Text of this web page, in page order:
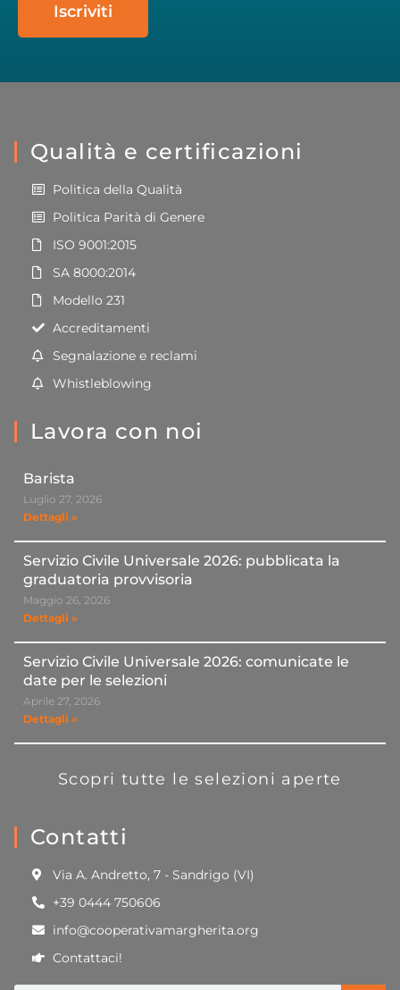
Iscriviti
Qualità e certificazioni
Politica della Qualità
Politica Parità di Genere
ISO 9001:2015
SA 8000:2014
Modello 231
Accreditamenti
Segnalazione e reclami
Whistleblowing
Lavora con noi
Barista
Luglio 27, 2026
Dettagli »
Servizio Civile Universale 2026: pubblicata la
graduatoria provvisoria
Maggio 26, 2026
Dettagli »
Servizio Civile Universale 2026: comunicate le
date per le selezioni
Aprile 27, 2026
Dettagli »
Scopri tutte le selezioni aperte
Contatti
Via A. Andretto, 7 - Sandrigo (VI)
+39 0444 750606
info@cooperativamargherita.org
Contattaci!